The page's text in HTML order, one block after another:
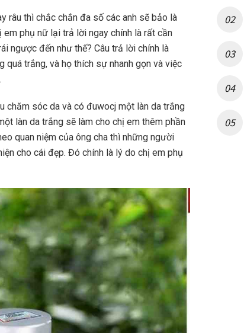
râu thì chắc chắn đa số các anh sẽ bảo là
em phụ nữ lại trả lời ngay chính là rất cần
ngược đến như thế? Câu trả lời chính là
trắng, và họ thích sự nhanh gọn và việc
chăm sóc da và có đuwocj một làn da trắng
làn da trắng sẽ làm cho chị em thêm phần
quan niệm của ông cha thì những người
cho cái đẹp. Đó chính là lý do chị em phụ